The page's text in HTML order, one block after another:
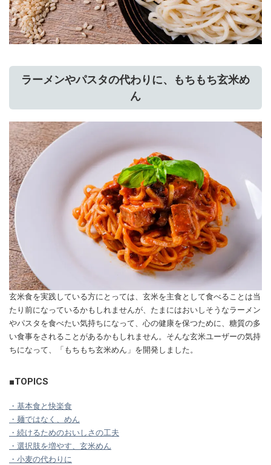
ラーメンやパスタの代わりに、もちもち玄米め
ん
玄米食を実践している方にとっては、玄米を主食として食べることは当
たり前になっているかもしれませんが、たまにはおいしそうなラーメン
やパスタを食べたい気持ちになって、心の健康を保つために、糖質の多
い食事をされることがあるかもしれません。そんな玄米ユーザーの気持
ちになって、「もちもち玄米めん」を開発しました。
■TOPICS
・基本食と快楽食
・麺ではなく、めん
・続けるためのおいしさの工夫
・選択肢を増やす、玄米めん
・小麦の代わりに